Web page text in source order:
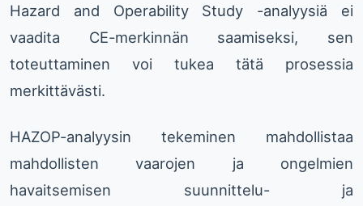
Hazard and Operability Study -analyysiä ei
vaadita CE-merkinnän saamiseksi, sen
toteuttaminen voi tukea tätä prosessia
merkittävästi.
HAZOP-analyysin tekeminen mahdollistaa
mahdollisten vaarojen ja ongelmien
havaitsemisen suunnittelu- ja